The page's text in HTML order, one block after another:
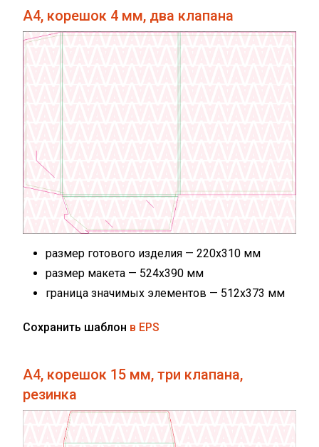
А4, корешок 4 мм, два клапана
размер готового изделия — 220х310 мм
размер макета — 524х390 мм
граница значимых элементов — 512х373 мм
Сохранить шаблон в EPS
А4, корешок 15 мм, три клапана,
резинка